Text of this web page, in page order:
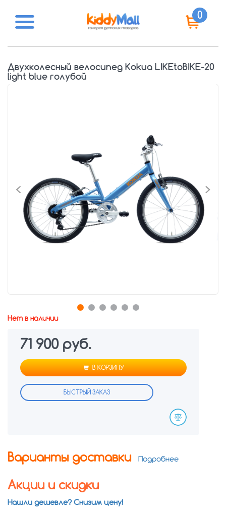
0
Двухколесный велосипед Kokua LIKEtoBIKE-20
light blue голубой
Нет в наличии
71 900 руб.
В КОРЗИНУ
БЫСТРЫЙ ЗАКАЗ
Варианты доставки Подробнее
Акции и скидки
Нашли дешевле? Снизим цену!